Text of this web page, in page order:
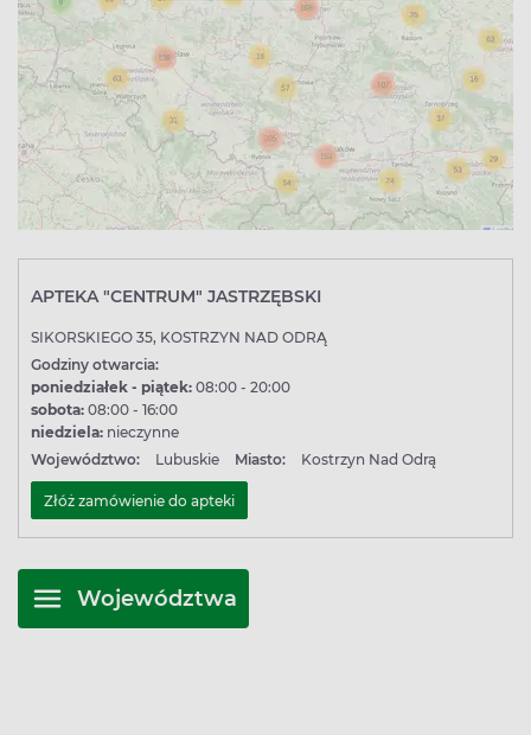
APTEKA "CENTRUM" JASTRZĘBSKI
SIKORSKIEGO 35, KOSTRZYN NAD ODRĄ
Godziny otwarcia:
poniedziałek - piątek: 08:00 - 20:00
sobota: 08:00 - 16:00
niedziela: nieczynne
Województwo:
Lubuskie Miasto: Kostrzyn Nad Odrą
Złóż zamówienie do apteki
Województwa